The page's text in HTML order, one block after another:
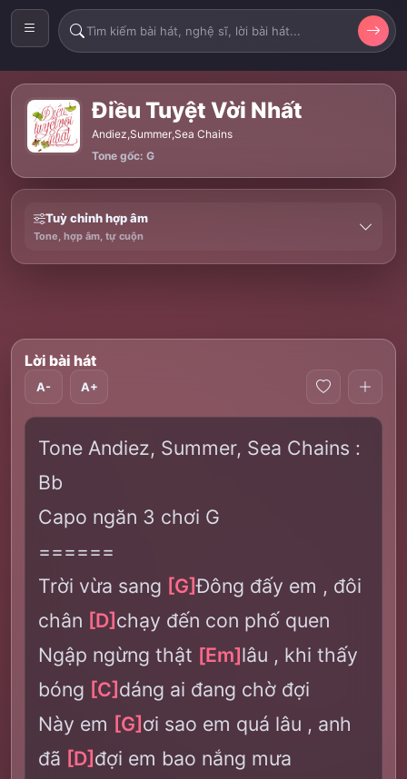
Điều Tuyệt Vời Nhất
Andiez,Summer,Sea Chains
Tone gốc: G
Tuỳ chỉnh hợp âm
Tone, hợp âm, tự cuộn
Lời bài hát
A- A+
Tone Andiez, Summer, Sea Chains :
Bb
Capo ngăn 3 chơi G
======
Trời vừa sang [G]Đông đấy em , đôi
chân [D]chạy đến con phố quen
Ngập ngừng thật [Em]lâu , khi thấy
bóng [C]dáng ai đang chờ đợi
Này em [G]ơi sao em quá lâu , anh
đã [D]đợi em bao nắng mưa